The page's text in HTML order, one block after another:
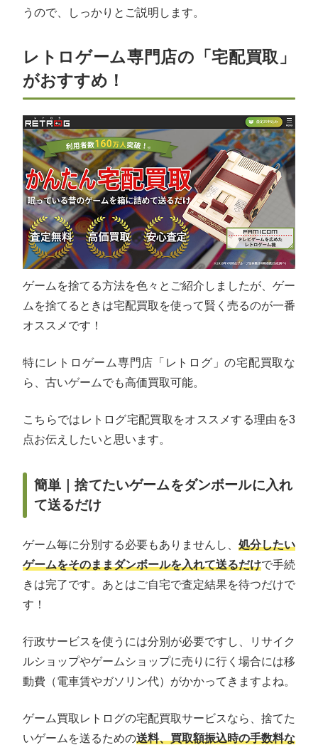
うので、しっかりとご説明します。
レトロゲーム専門店の「宅配買取」
がおすすめ！
ゲームを捨てる方法を色々とご紹介しましたが、ゲー
ムを捨てるときは宅配買取を使って賢く売るのが一番
オススメです！
特にレトロゲーム専門店「レトログ」の宅配買取な
ら、古いゲームでも高価買取可能。
こちらではレトログ宅配買取をオススメする理由を3
点お伝えしたいと思います。
簡単｜捨てたいゲームをダンボールに入れ
て送るだけ
ゲーム毎に分別する必要もありませんし、 処分したい
ゲームをそのままダンボールを入れて送るだけで手続
きは完了です。あとはご自宅で査定結果を待つだけで
す！
行政サービスを使うには分別が必要ですし、リサイク
ルショップやゲームショップに売りに行く場合には移
動費（電車賃やガソリン代）がかかってきますよね。
ゲーム買取レトログの宅配買取サービスなら、捨てた
いゲームを送るための送料、買取額振込時の手数料な